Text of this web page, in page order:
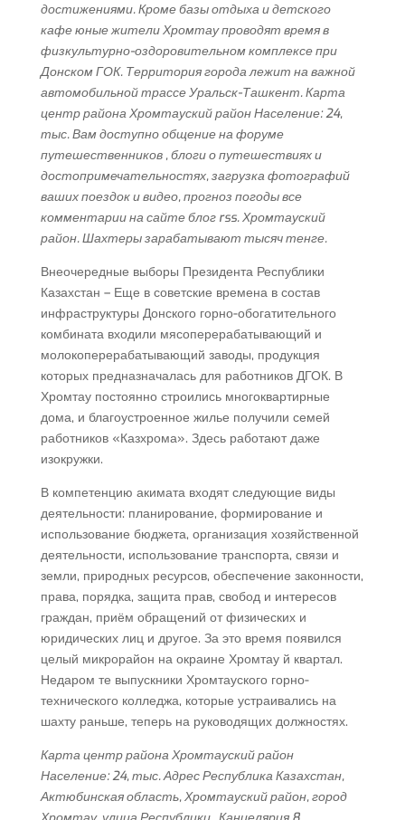
достижениями. Кроме базы отдыха и детского
кафе юные жители Хромтау проводят время в
физкультурно-оздоровительном комплексе при
Донском ГОК. Территория города лежит на важной
автомобильной трассе Уральск-Ташкент. Карта
центр района Хромтауский район Население: 24,
тыс. Вам доступно общение на форуме
путешественников , блоги о путешествиях и
достопримечательностях, загрузка фотографий
ваших поездок и видео, прогноз погоды все
комментарии на сайте блог rss. Хромтауский
район. Шахтеры зарабатывают тысяч тенге.
Внеочередные выборы Президента Республики
Казахстан – Еще в советские времена в состав
инфраструктуры Донского горно-обогатительного
комбината входили мясоперерабатывающий и
молокоперерабатывающий заводы, продукция
которых предназначалась для работников ДГОК. В
Хромтау постоянно строились многоквартирные
дома, и благоустроенное жилье получили семей
работников «Казхрома». Здесь работают даже
изокружки.
В компетенцию акимата входят следующие виды
деятельности: планирование, формирование и
использование бюджета, организация хозяйственной
деятельности, использование транспорта, связи и
земли, природных ресурсов, обеспечение законности,
права, порядка, защита прав, свобод и интересов
граждан, приём обращений от физических и
юридических лиц и другое. За это время появился
целый микрорайон на окраине Хромтау й квартал.
Недаром те выпускники Хромтауского горно-
технического колледжа, которые устраивались на
шахту раньше, теперь на руководящих должностях.
Карта центр района Хромтауский район
Население: 24, тыс. Адрес Республика Казахстан,
Актюбинская область, Хромтауский район, город